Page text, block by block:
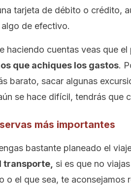
tarjeta de débito o crédito,
de efectivo.
haciendo cuentas veas que
que achiques los gastos.
barato, sacar algunas
se hace difícil, tendrás que
más importantes
bastante planeado el
transporte, si es que no
o el que sea, te aconsejamos